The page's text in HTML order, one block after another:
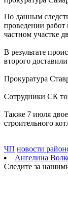
В Самаре с экс-
рублей
06.08.2026 | 11:07
вернувшимся с
06.08.2026 | 11:05
Похвистневского
Самарская
06.08.2026 | 11:00
В Самаре
навсегда"
06.08.2026 | 10:47
В Кошкинском
По данным
проведении работ
частном участке
В результате
второго
Прокуратура
Сотрудники СК
Также 7 июля
строительного
ЧП новости
Ангелина
Следите за